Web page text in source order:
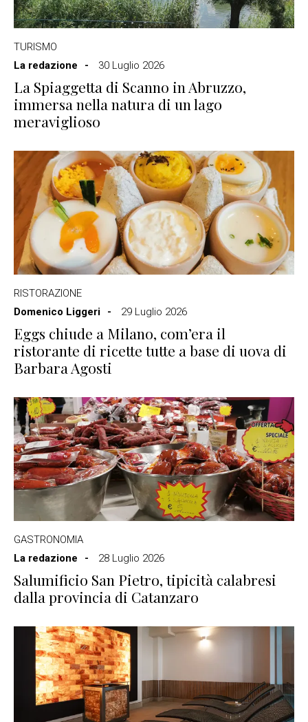
TURISMO
La redazione
30 Luglio 2026
La Spiaggetta di Scanno in Abruzzo,
immersa nella natura di un lago
meraviglioso
RISTORAZIONE
Domenico Liggeri
29 Luglio 2026
Eggs chiude a Milano, com’era il
ristorante di ricette tutte a base di uova di
Barbara Agosti
GASTRONOMIA
La redazione
28 Luglio 2026
Salumificio San Pietro, tipicità calabresi
dalla provincia di Catanzaro